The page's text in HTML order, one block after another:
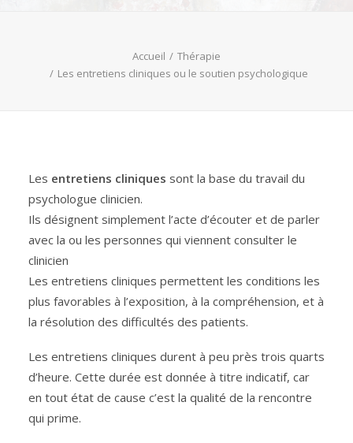
Accueil
Thérapie
Les entretiens cliniques ou le soutien psychologique
Les entretiens cliniques sont la base du travail du
psychologue clinicien.
Ils désignent simplement l’acte d’écouter et de parler
avec la ou les personnes qui viennent consulter le
clinicien
Les entretiens cliniques permettent les conditions les
plus favorables à l’exposition, à la compréhension, et à
la résolution des difficultés des patients.
Les entretiens cliniques durent à peu près trois quarts
d’heure. Cette durée est donnée à titre indicatif, car
en tout état de cause c’est la qualité de la rencontre
qui prime.